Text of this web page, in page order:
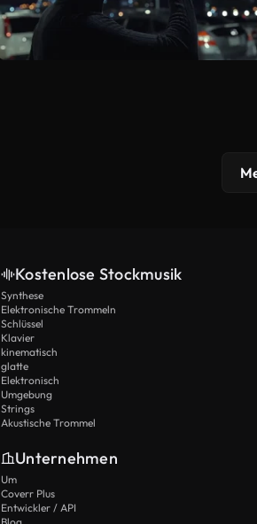
Kostenlose Stockmusik
Synthese
Elektronische Trommeln
Schlüssel
Klavier
kinematisch
glatte
Elektronisch
Umgebung
Strings
Akustische Trommel
Unternehmen
Um
Coverr Plus
Entwickler / API